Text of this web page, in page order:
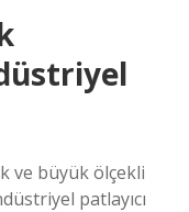
ve büyük ölçekli
patlayıcı